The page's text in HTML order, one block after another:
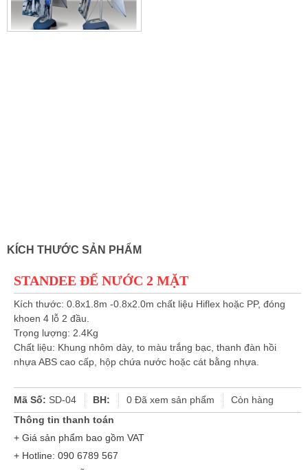
KÍCH THƯỚC SẢN PHẨM
STANDEE ĐẾ NƯỚC 2 MẶT
Kích thước: 0.8x1.8m -0.8x2.0m chất liệu Hiflex hoặc PP, đóng
khoen 4 lỗ 2 đầu.
Trọng lượng: 2.4Kg
Chất liệu: Khung nhôm dày, to màu trắng bạc, thanh đàn hồi
nhựa ABS cao cấp, hộp chứa nước hoặc cát bằng nhựa.
Mã Số: SD-04 BH: 0 Đã xem sản phẩm
Còn hàng
Thông tin thanh toán
+ Giá sản phẩm bao gồm VAT
+ Hotline: 090 6789 567